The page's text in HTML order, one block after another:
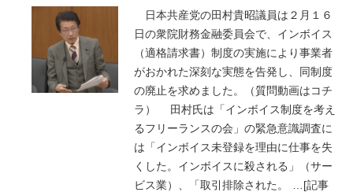
日本共産党の田村貴昭議員は２月１６
日の衆院財務金融委員会で、インボイス
（適格請求書）制度の実施により事業者
がおかれた深刻な実態を告発し、同制度
の廃止を求めました。（質問動画はコチ
ラ） 田村氏は「インボイス制度を考え
るフリーランスの会」の緊急意識調査に
は「インボイス未登録を理由に仕事を失
くした。インボイスに殺される」（サー
ビス業）、「取引排除された。
… [記事